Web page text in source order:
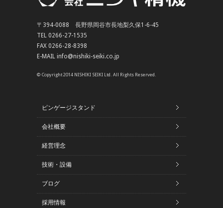
〒394-0088 長野県岡谷市長地梨久保1-6-45
TEL 0266-27-1535
FAX 0266-28-8398
E-MAIL info@nishiki-seiki.co.jp
© Copyright 2014 NISHIKI SEIKI Ltd. All Rights Reserved.
ピンゲージスタンド
会社概要
経営理念
技術・設備
ブログ
採用情報